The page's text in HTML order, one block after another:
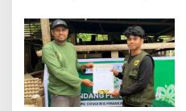
Berbahaya